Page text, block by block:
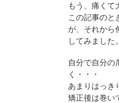
もう、痛くて
この記事のと
が、それから
してみました。
自分で自分の
く・・・
あまりはっき
矯正後は巻い